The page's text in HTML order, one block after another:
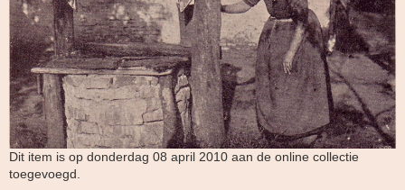
Dit item is op donderdag 08 april 2010 aan de online collectie
toegevoegd.